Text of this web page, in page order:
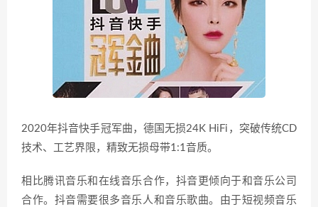
2020年抖音快手冠军曲，德国无损24K HiFi，突破传统CD
技术、工艺界限，精致无损母带1:1音质。
相比腾讯音乐和在线音乐合作，抖音更倾向于和音乐公司
合作。抖音需要很多音乐人和音乐歌曲。由于短视频音乐